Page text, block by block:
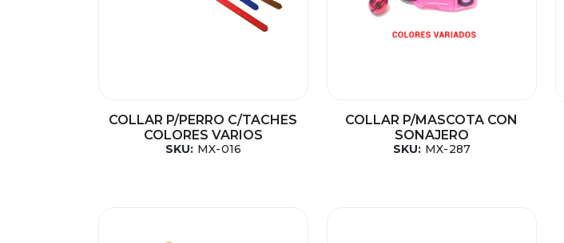
COLLAR P/PERRO C/TACHES
COLORES VARIOS
SKU: MX-016
COLLAR P/MASCOTA CON
SONAJERO
SKU: MX-287